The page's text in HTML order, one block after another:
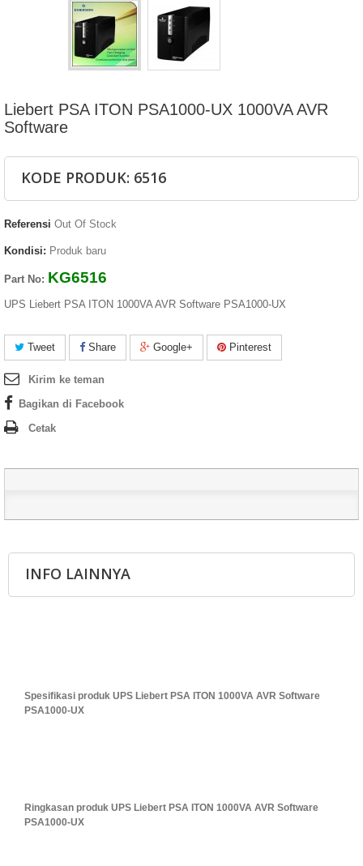
Liebert PSA ITON PSA1000-UX 1000VA AVR
Software
KODE PRODUK: 6516
Referensi Out Of Stock
Kondisi: Produk baru
Part No: KG6516
UPS Liebert PSA ITON 1000VA AVR Software PSA1000-UX
Tweet Share Google+ Pinterest
Kirim ke teman
Bagikan di Facebook
Cetak
INFO LAINNYA
Spesifikasi produk UPS Liebert PSA ITON 1000VA AVR Software
PSA1000-UX
Ringkasan produk UPS Liebert PSA ITON 1000VA AVR Software
PSA1000-UX